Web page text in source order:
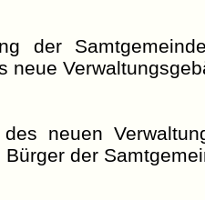
der
neue
neuen
der